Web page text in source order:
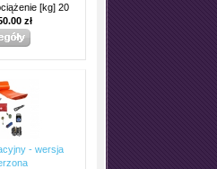
[kg] 20
zł
- wersja